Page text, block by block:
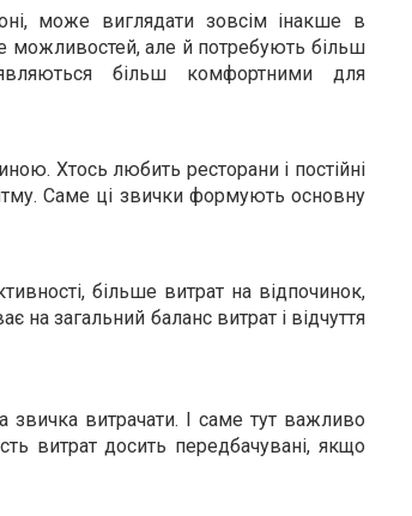
може виглядати зовсім інакше в
можливостей, але й потребують більш
більш комфортними для
Хтось любить ресторани і постійні
Саме ці звички формують основну
більше витрат на відпочинок,
на загальний баланс витрат і відчуття
витрачати. І саме тут важливо
витрат досить передбачувані, якщо